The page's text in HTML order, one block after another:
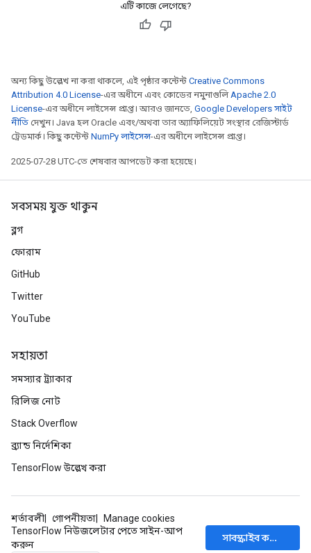
এটি কাজে লেগেছে?
অন্য কিছু উল্লেখ না করা থাকলে, এই পৃষ্ঠার কন্টেন্ট Creative Commons
Attribution 4.0 License-এর অধীনে এবং কোডের নমুনাগুলিApache 2.0
License-এর অধীনে লাইসেন্স প্রাপ্ত। আরও জানতে, Google Developers সাইট
নীতি দেখুন। Java হল Oracle এবং/অথবা তার অ্যাফিলিয়েট সংস্থার রেজিস্টার্ড
ট্রেডমার্ক। কিছু কন্টেন্ট NumPy লাইসেন্স-এর অধীনে লাইসেন্স প্রাপ্ত।
2025-07-28 UTC-তে শেষবার আপডেট করা হয়েছে।
সবসময় যুক্ত থাকুন
ব্লগ
ফোরাম
GitHub
Twitter
YouTube
সহায়তা
সমস্যার ট্র্যাকার
রিলিজ নোট
Stack Overflow
ব্র্যান্ড নির্দেশিকা
TensorFlow উল্লেখ করা
শর্তাবলী গোপনীয়তা
Manage cookies
TensorFlow নিউজলেটার পেতে সাইন-আপ
করুন
সাবস্ক্রাইব করুন